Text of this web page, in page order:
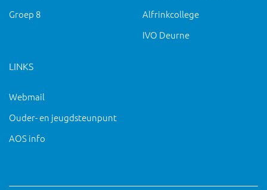
Groep 8
Alfrinkcollege
IVO Deurne
LINKS
Webmail
Ouder- en jeugdsteunpunt
AOS info